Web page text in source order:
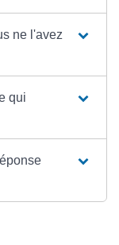
ne l'avez
qui